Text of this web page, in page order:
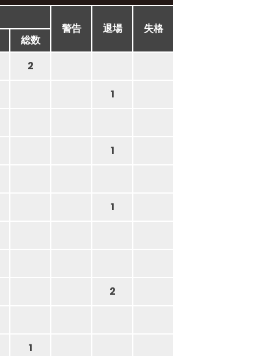
警告
退場
失格
総数
2
1
1
1
2
1